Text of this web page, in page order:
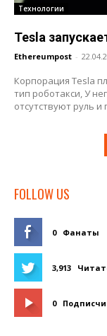
Технологии
Tesla
Ethereumpost -
Корпорация Tesla
тип роботакси, У
отсутствуют руль
FOLLOW US
0 Фанаты
3,913
0